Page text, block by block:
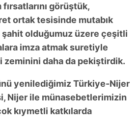
görüştük,
ortak tesisinde mutabık
şahit olduğumuz üzere çeşitli
imza atmak suretiyle
zeminini daha da pekiştirdik.
yenilediğimiz Türkiye-Nijer
Nijer ile münasebetlerimizin
kıymetli katkılarda